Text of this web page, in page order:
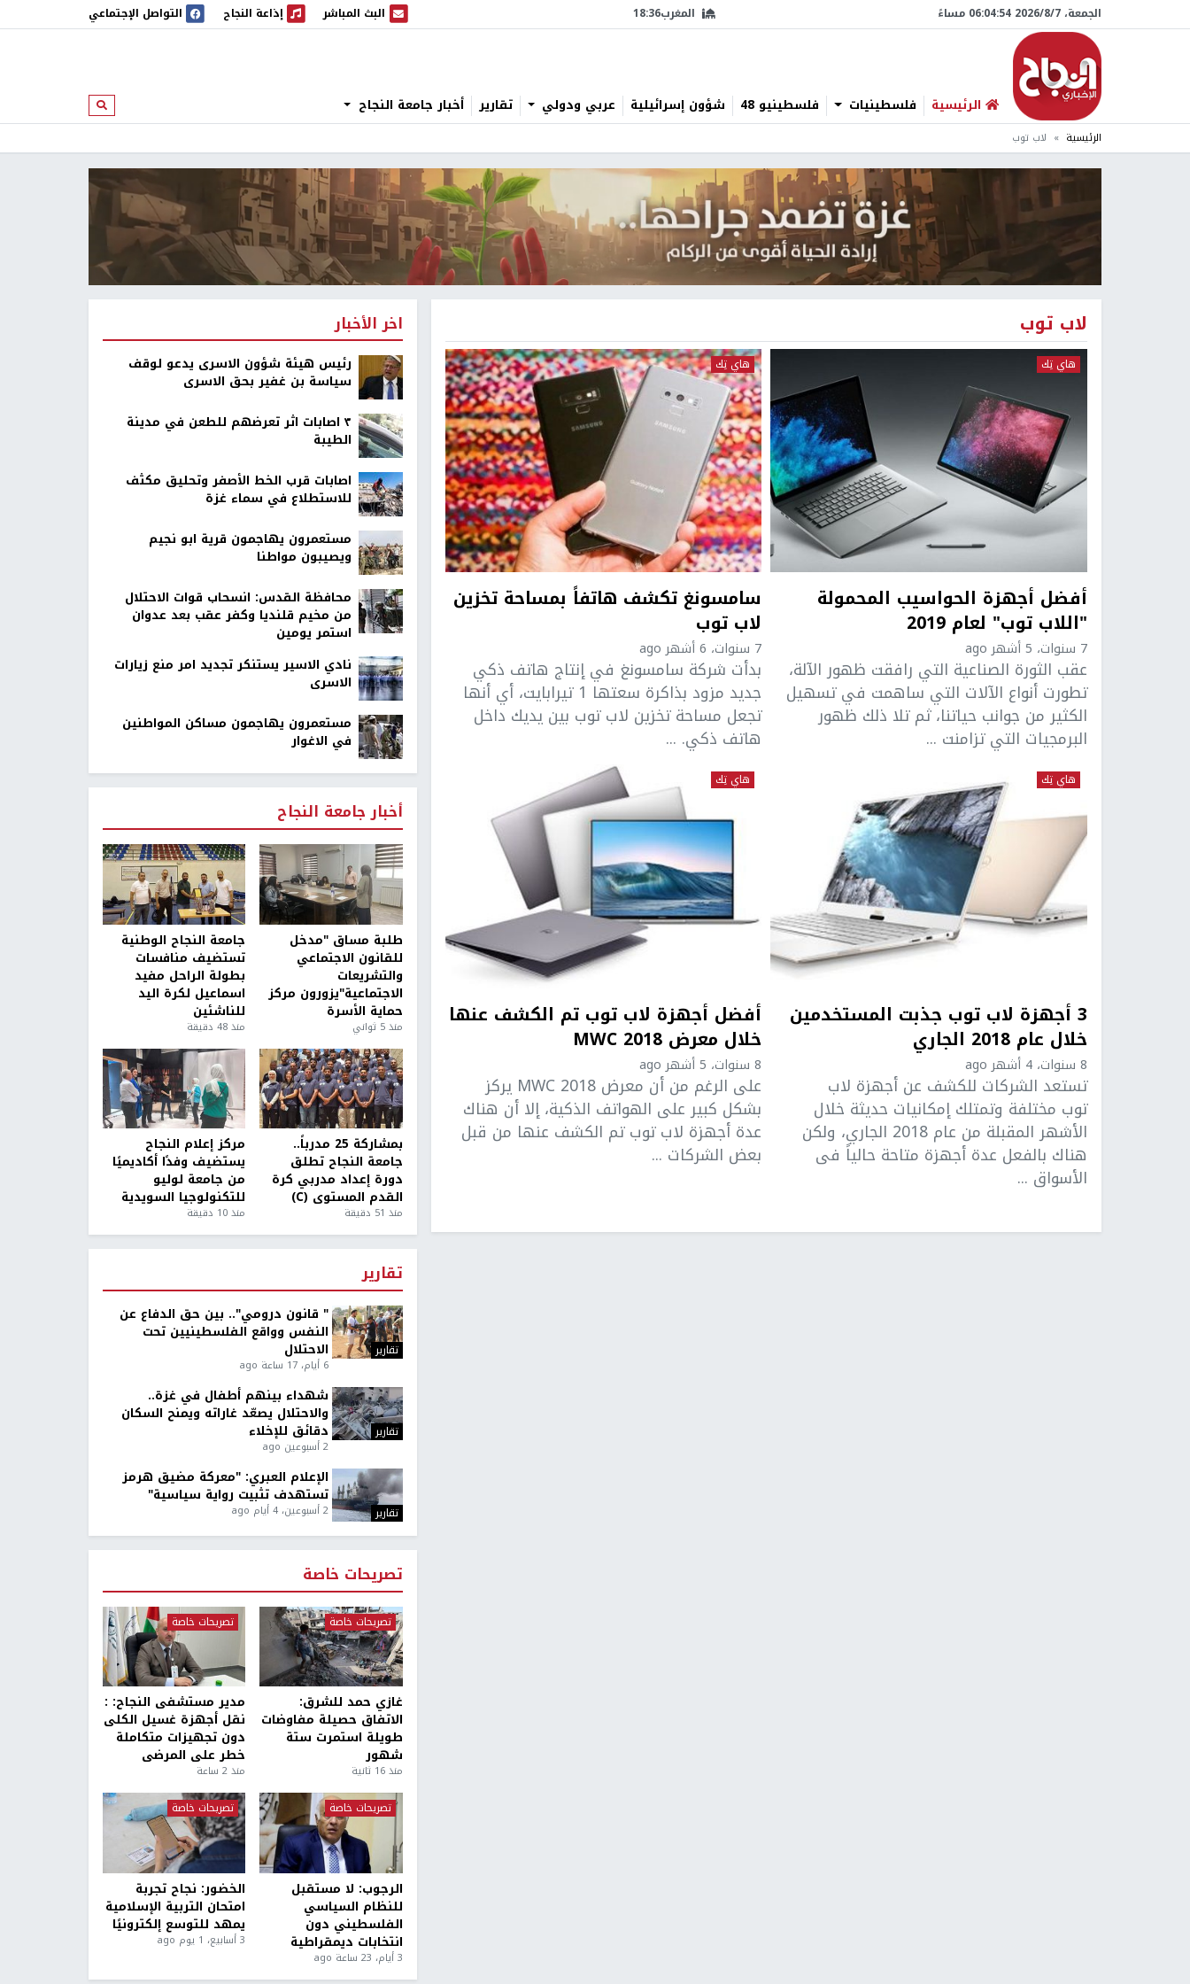
الجمعة، 7/‏8/‏2026 06:04:54 مساءً المغرب18:36 البث المباشر
البث المباشر إذاعة النجاح
إذاعة النجاح التواصل الإجتماعي
الرئيسية فلسطينيات فلسطينيو 48 شؤون إسرائيلية عربي ودولي تقارير أخبار جامعة النجاح ابحث
الرئيسية لاب توب
لاب توب
هاي تِك
أفضل أجهزة الحواسيب المحمولة
"اللاب توب" لعام 2019
7 سنوات، 5 أشهر ago
عقب الثورة الصناعية التي رافقت ظهور الآلة،
تطورت أنواع الآلات التي ساهمت في تسهيل
الكثير من جوانب حياتنا، ثم تلا ذلك ظهور
البرمجيات التي تزامنت ...
هاي تِك
سامسونغ تكشف هاتفاً بمساحة تخزين
لاب توب
7 سنوات، 6 أشهر ago
بدأت شركة سامسونغ في إنتاج هاتف ذكي
جديد مزود بذاكرة سعتها 1 تيرابايت، أي أنها
تجعل مساحة تخزين لاب توب بين يديك داخل
هاتف ذكي. ...
هاي تِك
3 أجهزة لاب توب جذبت المستخدمين
خلال عام 2018 الجاري
8 سنوات، 4 أشهر ago
تستعد الشركات للكشف عن أجهزة لاب
توب مختلفة وتمتلك إمكانيات حديثة خلال
الأشهر المقبلة من عام 2018 الجاري، ولكن
هناك بالفعل عدة أجهزة متاحة حالياً فى
الأسواق ...
هاي تِك
أفضل أجهزة لاب توب تم الكشف عنها
خلال معرض MWC 2018
8 سنوات، 5 أشهر ago
على الرغم من أن معرض MWC 2018 يركز
بشكل كبير على الهواتف الذكية، إلا أن هناك
عدة أجهزة لاب توب تم الكشف عنها من قبل
بعض الشركات ...
اخر الأخبار
رئيس هيئة شؤون الاسرى يدعو لوقف
سياسة بن غفير بحق الاسرى
٣ اصابات اثر تعرضهم للطعن في مدينة
الطيبة
اصابات قرب الخط الأصفر وتحليق مكثف
للاستطلاع في سماء غزة
مستعمرون يهاجمون قرية ابو نجيم
ويصيبون مواطنا
محافظة القدس: انسحاب قوات الاحتلال
من مخيم قلنديا وكفر عقب بعد عدوان
استمر يومين
نادي الاسير يستنكر تجديد امر منع زيارات
الاسرى
مستعمرون يهاجمون مساكن المواطنين
في الاغوار
أخبار جامعة النجاح
طلبة مساق "مدخل
للقانون الاجتماعي
والتشريعات
الاجتماعية"يزورون مركز
حماية الأسرة
منذ 5 ثواني
جامعة النجاح الوطنية
تستضيف منافسات
بطولة الراحل مفيد
اسماعيل لكرة اليد
للناشئين
منذ 48 دقيقة
بمشاركة 25 مدرباً..
جامعة النجاح تطلق
دورة إعداد مدربي كرة
القدم المستوى (C)
منذ 51 دقيقة
مركز إعلام النجاح
يستضيف وفدًا أكاديميًا
من جامعة لوليو
للتكنولوجيا السويدية
منذ 10 دقيقة
تقارير
تقارير
" قانون درومي".. بين حق الدفاع عن
النفس وواقع الفلسطينيين تحت
الاحتلال
6 أيام، 17 ساعة ago
تقارير
شهداء بينهم أطفال في غزة..
والاحتلال يصعّد غاراته ويمنح السكان
دقائق للإخلاء
2 أسبوعين ago
تقارير
الإعلام العبري: "معركة مضيق هرمز
تستهدف تثبيت رواية سياسية"
2 أسبوعين، 4 أيام ago
تصريحات خاصة
تصريحات خاصة
غازي حمد للشرق:
الاتفاق حصيلة مفاوضات
طويلة استمرت ستة
شهور
منذ 16 ثانية
تصريحات خاصة
مدير مستشفى النجاح: :
نقل أجهزة غسيل الكلى
دون تجهيزات متكاملة
خطر على المرضى
منذ 2 ساعة
تصريحات خاصة
الرجوب: لا مستقبل
للنظام السياسي
الفلسطيني دون
انتخابات ديمقراطية
3 أيام، 23 ساعة ago
تصريحات خاصة
الخضور: نجاح تجربة
امتحان التربية الإسلامية
يمهد للتوسع إلكترونيًا
3 أسابيع، 1 يوم ago